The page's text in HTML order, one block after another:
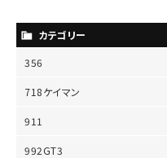
カテゴリー
356
718ケイマン
911
992GT3